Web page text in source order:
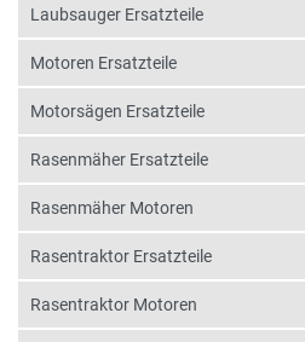
Laubsauger Ersatzteile
Motoren Ersatzteile
Motorsägen Ersatzteile
Rasenmäher Ersatzteile
Rasenmäher Motoren
Rasentraktor Ersatzteile
Rasentraktor Motoren